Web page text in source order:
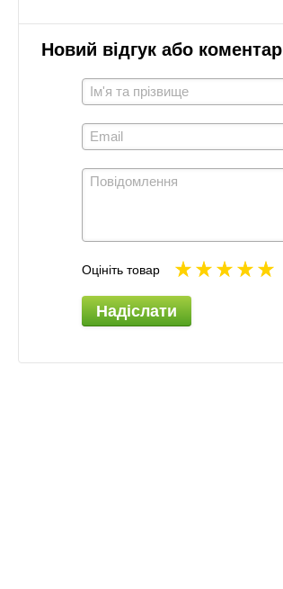
Новий відгук або коментар
Оцініть товар
Надіслати